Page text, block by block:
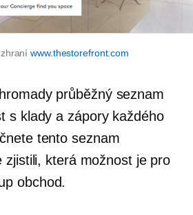
www.thestorefront.com
průběžný seznam
s klady a zápory každého
tento seznam
zjistili, která možnost je pro
obchod.